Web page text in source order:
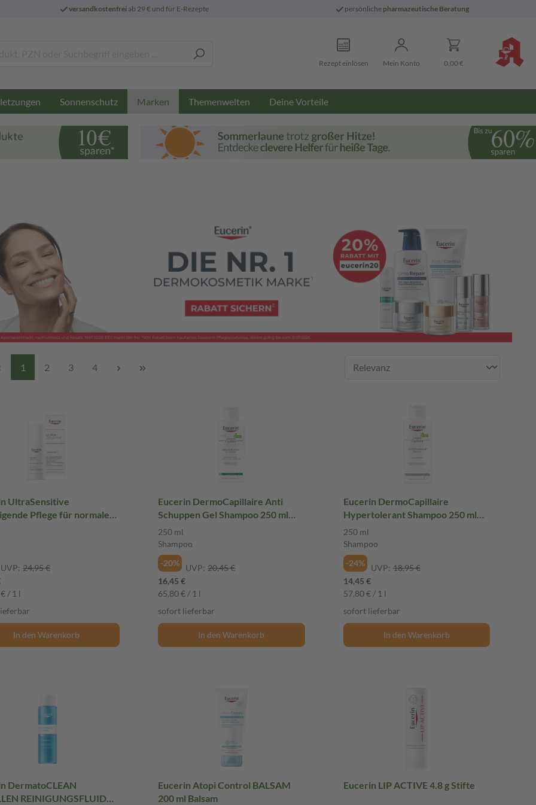
versandkostenfreiab 29 € und für E-Rezepte persönliche pharmazeutische Beratung
Rezept einlösen Mein Konto 0,00 €
Sonnenschutz Marken Themenwelten Deine Vorteile
1 2 3 4
UltraSensitive
Pflege für normale
Mischhaut Creme 50 ml
UVP: 24,95 €
/ 1 l
In den Warenkorb
Eucerin DermoCapillaire Anti
Schuppen Gel Shampoo 250 ml
Shampoo
250 ml
Shampoo
-20%
UVP: 20,45 €
16,45 €
65,80 € / 1 l
sofort lieferbar
In den Warenkorb
Eucerin DermoCapillaire
Hypertolerant Shampoo 250 ml
Shampoo
250 ml
Shampoo
-24%
UVP: 18,95 €
14,45 €
57,80 € / 1 l
sofort lieferbar
In den Warenkorb
DermatoCLEAN
REINIGUNGSFLUID
Eucerin Atopi Control BALSAM
200 ml Balsam
Eucerin LIP ACTIVE 4.8 g Stifte